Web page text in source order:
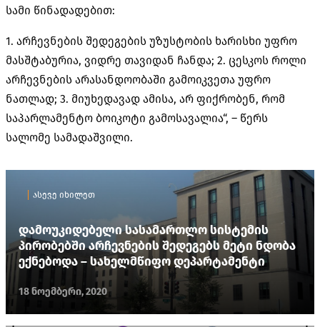
სამი წინადადებით:
1. არჩევნების შედეგების უზუსტობის ხარისხი უფრო
მასშტაბურია, ვიდრე თავიდან ჩანდა; 2. ცესკოს როლი
არჩევნების არასანდოობაში გამოიკვეთა უფრო
ნათლად; 3. მიუხედავად ამისა, არ ფიქრობენ, რომ
საპარლამენტო ბოიკოტი გამოსავალია“, – წერს
სალომე სამადაშვილი.
ასევე იხილეთ
დამოუკიდებელი სასამართლო სისტემის
პირობებში არჩევნების შედეგებს მეტი ნდობა
ექნებოდა – სახელმწიფო დეპარტამენტი
18 ნოემბერი, 2020